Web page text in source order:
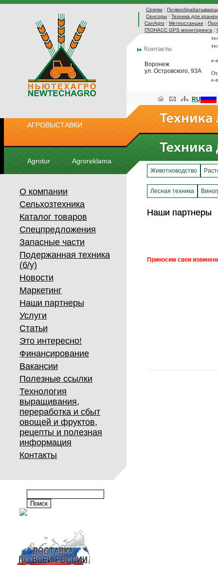
Сеялки |
Сенсоры | Техника для
CanAgro | Метеостанции |
ГЛОНАСС GPS мониторинга |
Воронеж
ул. Островского, 93А
e-
e-
АГРОВЫСТАВКИ
Agrotur Agroreklama
RU
О компании
Сельхозтехника
Каталог товаров
Спецпредложения
Запасные части
Подержанная техника
(б/у)
Новости
Маркетинг
Наши партнеры
Услуги
Статьи
Это интересно!
Финансирование
Вакансии
Полезные ссылки
Технология
выращивания,
переработка и сбыт
овощей и фруктов,
рецепты и полезная
информация
Контакты
Животноводство
Лесная техника
Наши партнеры
Наши партнеры
Приносим свои